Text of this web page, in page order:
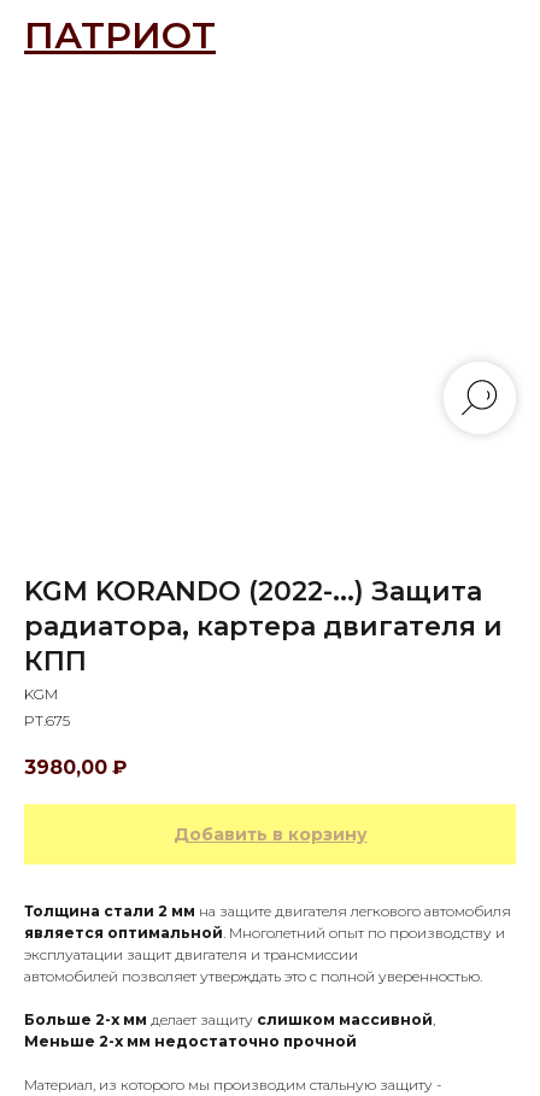
ПАТРИОТ
KGM KORANDO (2022-...) Защита
радиатора, картера двигателя и
КПП
KGM
PT.675
3980,00 ₽
Добавить в корзину
Толщина стали 2 мм на защите двигателя легкового автомобиля
является оптимальной. Многолетний опыт по производству и
эксплуатации защит двигателя и трансмиссии
автомобилей позволяет утверждать это с полной уверенностью.
Больше 2-х мм делает защиту слишком массивной,
Меньше 2-х мм недостаточно прочной
Материал, из которого мы производим стальную защиту -